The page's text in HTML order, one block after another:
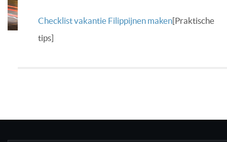
Checklist vakantie Filippijnen maken[Praktische
tips]